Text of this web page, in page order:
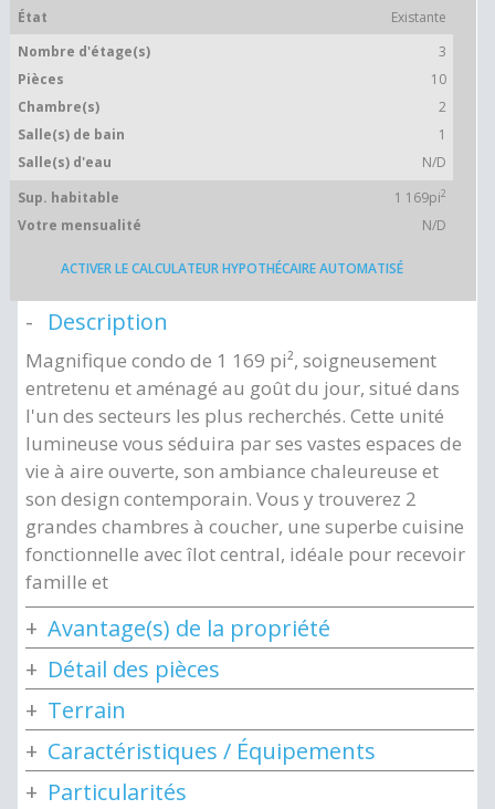
État
Existante
Nombre d'étage(s)
3
Pièces
10
Chambre(s)
2
Salle(s) de bain
1
Salle(s) d'eau
N/D
Sup. habitable
1 169pi2
Votre mensualité N/D
ACTIVER LE CALCULATEUR HYPOTHÉCAIRE AUTOMATISÉ
Description
Magnifique condo de 1 169 pi², soigneusement
entretenu et aménagé au goût du jour, situé dans
l'un des secteurs les plus recherchés. Cette unité
lumineuse vous séduira par ses vastes espaces de
vie à aire ouverte, son ambiance chaleureuse et
son design contemporain. Vous y trouverez 2
grandes chambres à coucher, une superbe cuisine
fonctionnelle avec îlot central, idéale pour recevoir
famille et
Avantage(s) de la propriété
Détail des pièces
Terrain
Caractéristiques / Équipements
Particularités